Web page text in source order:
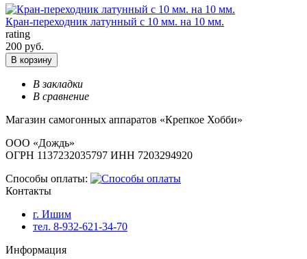
Кран-переходник латунный с 10 мм. на 10 мм.
rating
200 руб.
В корзину
В закладки
В сравнение
Магазин самогонных аппаратов «Крепкое Хобби»
ООО «Дождь»
ОГРН 1137232035797 ИНН 7203294920
Способы оплаты:
Контакты
г. Ишим
тел. 8-932-621-34-70
Информация